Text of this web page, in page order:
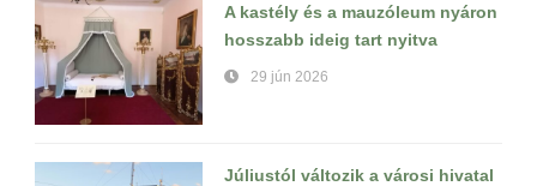
A kastély és a mauzóleum nyáron
hosszabb ideig tart nyitva
29 jún 2026
Júliustól változik a városi hivatal